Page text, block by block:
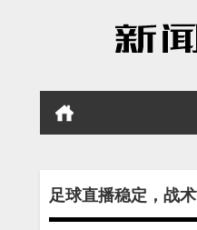
足球直播稳定，战